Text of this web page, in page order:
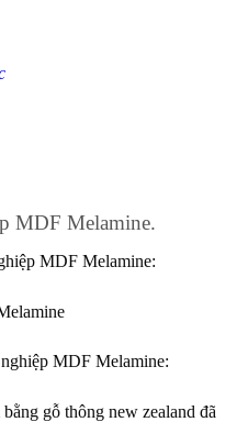
MDF Melamine.
MDF Melamine:
MDF Melamine:
gỗ thông new zealand đã